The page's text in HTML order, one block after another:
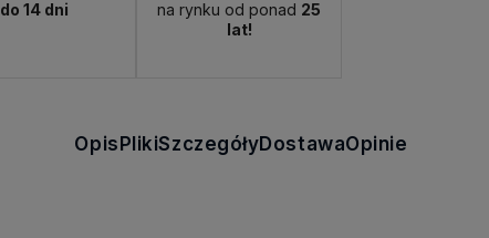
do 14 dni
na rynku od ponad 25
lat!
OpisPlikiSzczegółyDostawaOpinie